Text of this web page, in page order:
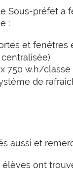
Sous-préfet a
:
et
750 w.h/
de
et
ont